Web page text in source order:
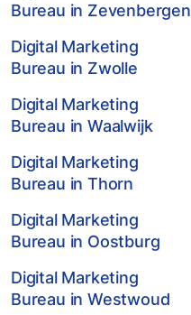
Bureau in Zevenbergen
Digital Marketing
Bureau in Zwolle
Digital Marketing
Bureau in Waalwijk
Digital Marketing
Bureau in Thorn
Digital Marketing
Bureau in Oostburg
Digital Marketing
Bureau in Westwoud